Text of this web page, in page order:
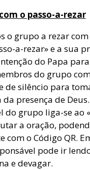
o passo-a-rezar
o grupo a rezar
a-rezar» e a sua
do Papa
do grupo
de silêncio para
da presença de
do grupo liga-se ao
a oração,
com o Código QR.
pode ir
e devagar.